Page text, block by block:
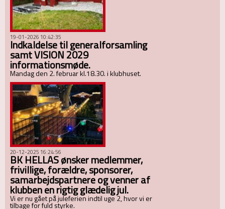
19-01-2026 10:42:35
Indkaldelse til generalforsamling
samt VISION 2029
informationsmøde.
Mandag den 2. februar kl.18.30. i klubhuset.
20-12-2025 16:24:56
BK HELLAS ønsker medlemmer,
frivillige, forældre, sponsorer,
samarbejdspartnere og venner af
klubben en rigtig glædelig jul.
Vi er nu gået på juleferien indtil uge 2, hvor vi er
tilbage for fuld styrke.